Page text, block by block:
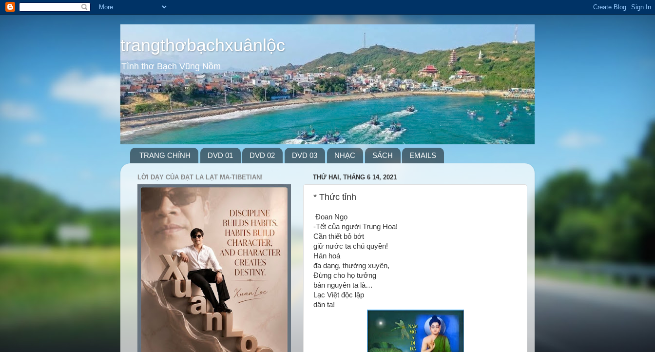
trangthơbạchxuânlộc
Tình thơ Bạch Vũng Nồm
TRANG CHÍNH DVD 01 DVD 02 DVD 03 NHẠC SÁCH EMAILS
THỨ HAI, THÁNG 6 14, 2021
* Thức tỉnh
Đoan Ngọ
-Tết của người Trung Hoa!
Cần thiết bỏ bớt
giữ nước ta chủ quyền!
Hán hoá
đa dạng, thường xuyên,
Đừng cho họ tưởng
bản nguyên ta là…
Lạc Việt độc lập
dân ta!
LỜI DẠY CỦA ĐẠT LA LẠT MA-TIBETIAN!